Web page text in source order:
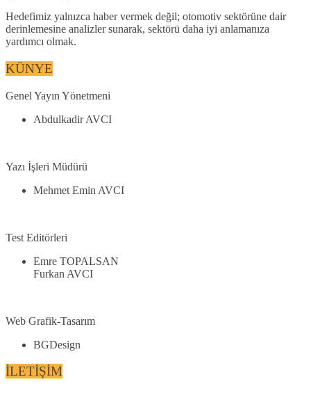
Hedefimiz yalnızca haber vermek değil; otomotiv sektörüne dair
derinlemesine analizler sunarak, sektörü daha iyi anlamanıza
yardımcı olmak.
KÜNYE
Genel Yayın Yönetmeni
Abdulkadir AVCI
Yazı İşleri Müdürü
Mehmet Emin AVCI
Test Editörleri
Emre TOPALSAN
Furkan AVCI
Web Grafik-Tasarım
BGDesign
İLETİŞİM